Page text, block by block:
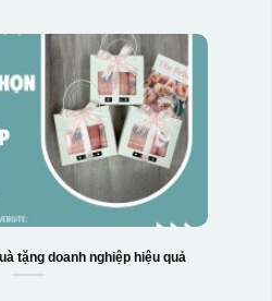
tặng doanh nghiệp hiệu quả